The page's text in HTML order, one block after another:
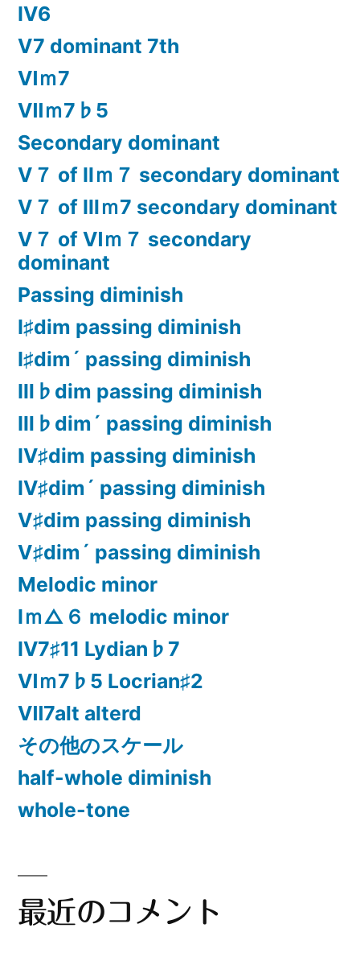
Ⅳ6
Ⅴ7 dominant 7th
Ⅵｍ7
Ⅶｍ7♭5
Secondary dominant
Ⅴ７ of Ⅱｍ７ secondary dominant
Ⅴ７ of Ⅲｍ7 secondary dominant
Ⅴ７ of Ⅵｍ７ secondary
dominant
Passing diminish
Ⅰ♯dim passing diminish
Ⅰ♯dim´ passing diminish
Ⅲ♭dim passing diminish
Ⅲ♭dim´ passing diminish
Ⅳ♯dim passing diminish
Ⅳ♯dim´ passing diminish
Ⅴ♯dim passing diminish
Ⅴ♯dim´ passing diminish
Melodic minor
Ⅰｍ△６ melodic minor
Ⅳ7♯11 Lydian♭7
Ⅵｍ7♭5 Locrian♯2
Ⅶ7alt alterd
その他のスケール
half-whole diminish
whole-tone
最近のコメント